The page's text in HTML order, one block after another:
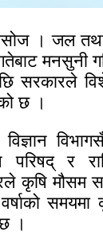
। जल तथा
मनसुनी
सरकारले
छ ।
र
कृषि मौसम
समयमा
।